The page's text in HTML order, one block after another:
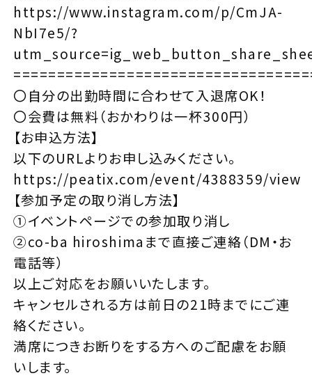
https://www.instagram.com/p/CmJA-
NbI7e5/?
〇自分の出勤時間に合わせて入退席OK！
〇会費は無料（おかわりは一杯300円）
【お申込方法】
以下のURLよりお申し込みください。
https://peatix.com/event/4388359/view
【参加予定の取り消し方法】
①イベントページでの参加取り消し
②co-ba hiroshimaまで直接ご連絡（DM・お
電話等）
以上ご対応をお願いいたします。
キャンセルされる方は前日の21時までにご連
絡ください。
満席につきお断りをする方へのご配慮をお願
いします。